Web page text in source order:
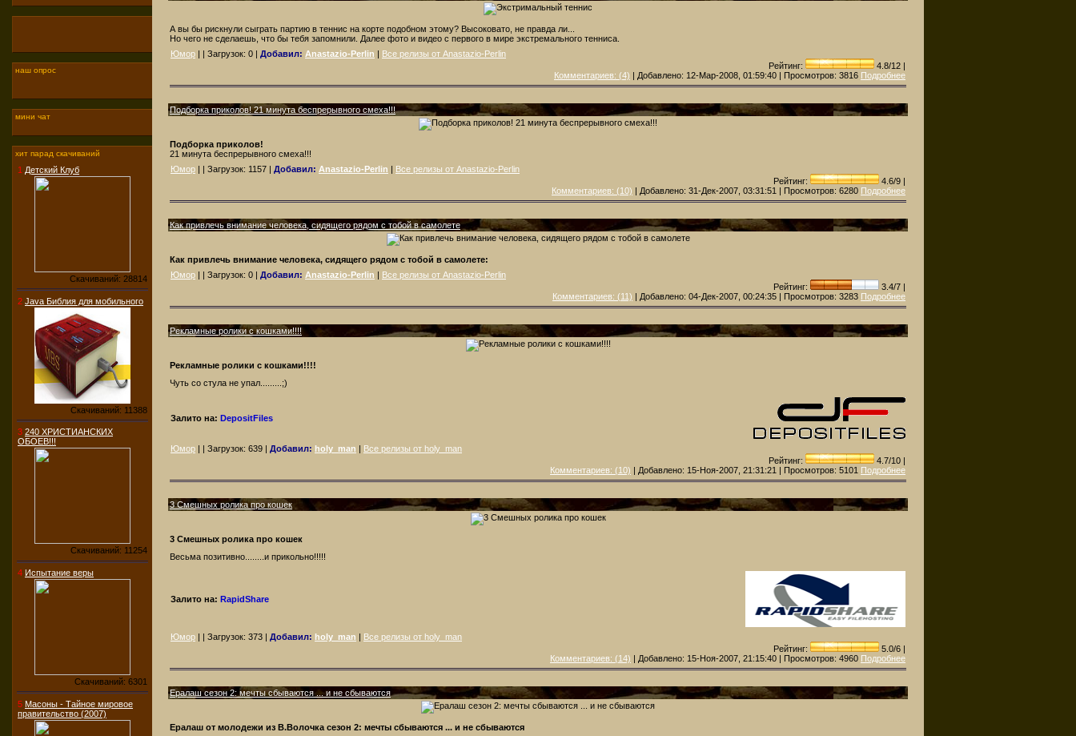
наш опрос
мини чат
хит парад скачиваний
1 Детский Клуб
Скачиваний: 28814
2 Java Библия для мобильного
Скачиваний: 11388
3 240 ХРИСТИАНСКИХ
ОБОЕВ!!!
Скачиваний: 11254
4 Испытание веры
Скачиваний: 6301
5 Масоны - Тайное мировое
правительство (2007)
А вы бы рискнули сыграть партию в теннис на корте подобном этому? Высоковато, не правда ли...
Но чего не сделаешь, что бы тебя запомнили. Далее фото и видео с первого в мире экстремального тенниса.
Юмор | | Загрузок: 0 | Добавил: Anastazio-Perlin | Все релизы от Anastazio-Perlin
Рейтинг:
4.8/12 |
Комментариев: (4) | Добавлено: 12-Мар-2008, 01:59:40 | Просмотров: 3816 Подробнее
Подборка приколов! 21 минута беспрерывного смеха!!!
Подборка приколов!
21 минута беспрерывного смеха!!!
Юмор | | Загрузок: 1157 | Добавил: Anastazio-Perlin | Все релизы от Anastazio-Perlin
Рейтинг:
4.6/9 |
Комментариев: (10) | Добавлено: 31-Дек-2007, 03:31:51 | Просмотров: 6280 Подробнее
Как привлечь внимание человека, сидящего рядом с тобой в самолете
Как привлечь внимание человека, сидящего рядом с тобой в самолете:
Юмор | | Загрузок: 0 | Добавил: Anastazio-Perlin | Все релизы от Anastazio-Perlin
Рейтинг:
3.4/7 |
Комментариев: (11) | Добавлено: 04-Дек-2007, 00:24:35 | Просмотров: 3283 Подробнее
Рекламные ролики с кошками!!!!
Рекламные ролики с кошками!!!!
Чуть со стула не упал.........;)
Залито на: DepositFiles
Юмор | | Загрузок: 639 | Добавил: holy_man | Все релизы от holy_man
Рейтинг:
4.7/10 |
Комментариев: (10) | Добавлено: 15-Ноя-2007, 21:31:21 | Просмотров: 5101 Подробнее
3 Смешных ролика про кошек
3 Смешных ролика про кошек
Весьма позитивно........и прикольно!!!!!
Залито на: RapidShare
Юмор | | Загрузок: 373 | Добавил: holy_man | Все релизы от holy_man
Рейтинг:
5.0/6 |
Комментариев: (14) | Добавлено: 15-Ноя-2007, 21:15:40 | Просмотров: 4960 Подробнее
Ералаш сезон 2: мечты сбываются ... и не сбываются
Ералаш от молодежи из В.Волочка сезон 2: мечты сбываются ... и не сбываются